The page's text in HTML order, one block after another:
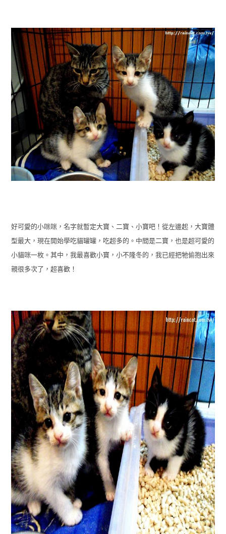
好可愛的小咪咪，名字就暫定大寶、二寶、小寶吧！從左邊起，大寶體
型最大，現在開始學吃貓罐罐，吃超多的。中間是二寶，也是超可愛的
小貓咪一枚。其中，我最喜歡小寶，小不隆冬的，我已經把牠偷抱出來
親很多次了，超喜歡！